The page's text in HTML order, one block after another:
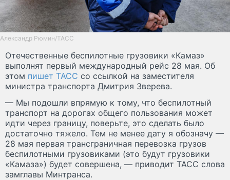
Александр Рюмин/ТАСС
Отечественные беспилотные грузовики «Камаз»
выполнят первый международный рейс 28 мая. Об
этом пишет ТАСС со ссылкой на заместителя
министра транспорта Дмитрия Зверева.
— Мы подошли впрямую к тому, что беспилотный
транспорт на дорогах общего пользования может
идти через границу, поверьте, это сделать было
достаточно тяжело. Тем не менее дату я обозначу —
28 мая первая трансграничная перевозка грузов
беспилотными грузовиками (это будут грузовики
«Камаза») будет совершена, — приводит ТАСС слова
замглавы Минтранса.